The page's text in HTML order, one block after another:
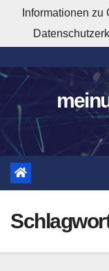
springen
Informationen